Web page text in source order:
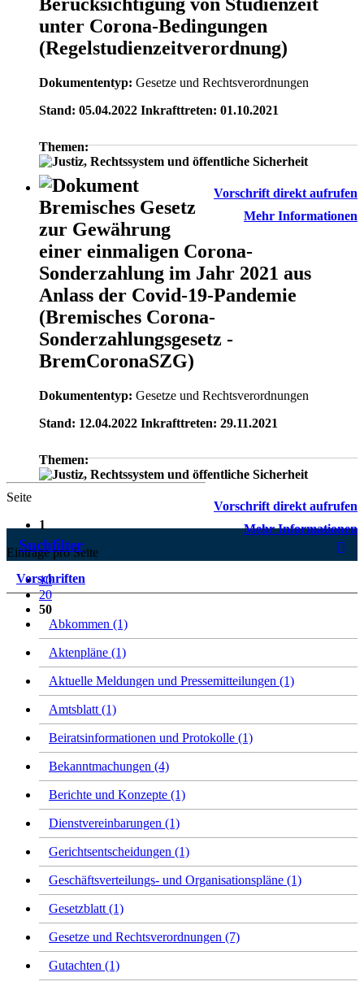
unter Corona-Bedingungen
(Regelstudienzeitverordnung)
Dokumententyp: Gesetze und Rechtsverordnungen
Stand: 05.04.2022 Inkrafttreten: 01.10.2021
Themen:
Vorschrift direkt aufrufen
Mehr Informationen
Bremisches Gesetz
zur Gewährung
einer einmaligen Corona-
Sonderzahlung im Jahr 2021 aus
Anlass der Covid-19-Pandemie
(Bremisches Corona-
Sonderzahlungsgesetz -
BremCoronaSZG)
Dokumententyp: Gesetze und Rechtsverordnungen
Stand: 12.04.2022 Inkrafttreten: 29.11.2021
Themen:
Vorschrift direkt aufrufen
Mehr Informationen
Seite
1
Einträge pro Seite
10
20
50
Suchfilter
Vorschriften
Abkommen (1)
Aktenpläne (1)
Aktuelle Meldungen und Pressemitteilungen (1)
Amtsblatt (1)
Beiratsinformationen und Protokolle (1)
Bekanntmachungen (4)
Berichte und Konzepte (1)
Dienstvereinbarungen (1)
Gerichtsentscheidungen (1)
Geschäftsverteilungs- und Organisationspläne (1)
Gesetzblatt (1)
Gesetze und Rechtsverordnungen (7)
Gutachten (1)